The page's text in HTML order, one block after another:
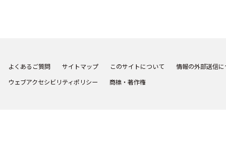
よくあるご質問 サイトマップ このサイトについて
情報の外部送信
ウェブアクセシビリティポリシー
商標・著作権